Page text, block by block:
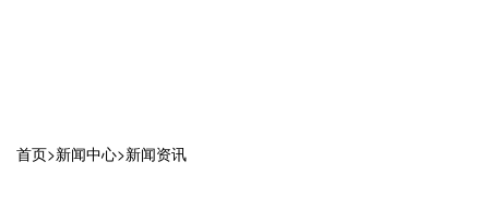
首页>新闻中心>新闻资讯